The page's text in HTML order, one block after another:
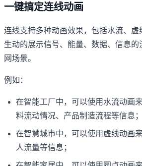
一键搞定连线动画
连线支持多种动画效果，包括水流、虚
生动的展示信号、能量、数据、信息
网场景。
例如：
在智能工厂中，可以使用水流动画
料流动情况、产品制造流程等信息；
在智慧城市中，可以使用虚线动画
人流量等信息；